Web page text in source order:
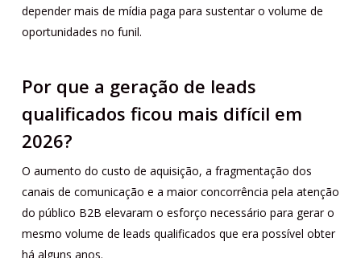
depender mais de mídia paga para sustentar o volume de
oportunidades no funil.
Por que a geração de leads
qualificados ficou mais difícil em
2026?
O aumento do custo de aquisição, a fragmentação dos
canais de comunicação e a maior concorrência pela atenção
do público B2B elevaram o esforço necessário para gerar o
mesmo volume de leads qualificados que era possível obter
há alguns anos.